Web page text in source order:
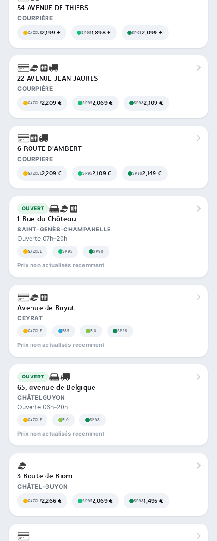
54 AVENUE DE THIERS
COURPIÈRE
GAZOLE2,199 € SP951,898 € SP982,099 €
22 AVENUE JEAN JAURES
COURPIÈRE
GAZOLE2,209 € SP952,069 € SP982,109 €
6 ROUTE D'AMBERT
COURPIERE
GAZOLE2,209 € SP952,109 € SP982,149 €
OUVERT
1 Rue du Château
SAINT-GENÈS-CHAMPANELLE
Ouverte 07h–20h
GAZOLE SP95 SP98
Prix non actualisés récemment
Avenue de Royat
CEYRAT
GAZOLE E85 E10 SP98
Prix non actualisés récemment
OUVERT
65, avenue de Belgique
CHÂTELGUYON
Ouverte 06h–20h
GAZOLE E10 SP98
Prix non actualisés récemment
3 Route de Riom
CHÂTEL-GUYON
GAZOLE2,266 € SP952,069 € SP981,495 €